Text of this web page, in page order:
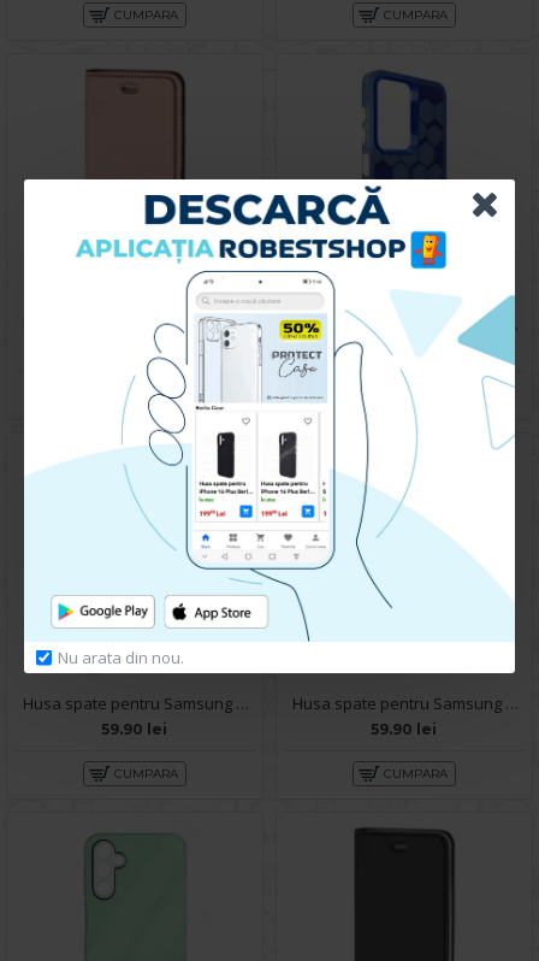
Nu arata din nou.
CUMPARA CUMPARA
Husa pentru Samsung Galaxy A14 - Carte X-Power Rose
59.90 lei
CUMPARA
Husa spate pentru Samsung Galaxy A14- Bozo case Albastru
59.90 lei
CUMPARA
Husa spate pentru Samsung Galaxy A14- Bozo case Alb
59.90 lei
CUMPARA
Husa spate pentru Samsung Galaxy A14- Lys case Roz
59.90 lei
CUMPARA